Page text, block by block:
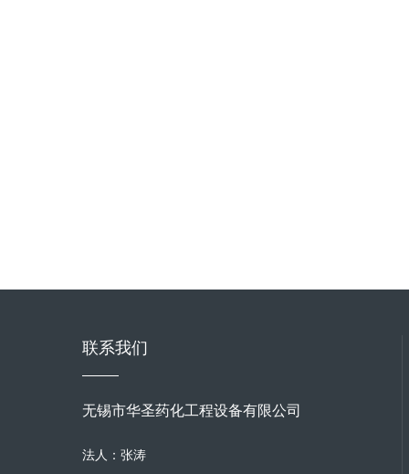
联系我们
无锡市华圣药化工程设备有限公司
法人：张涛